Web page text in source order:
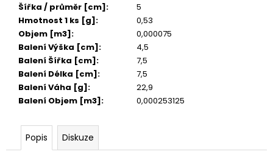
Šířka / průměr [cm]:
5
Hmotnost 1 ks [g]:
0,53
Objem [m3]:
0,000075
Balení Výška [cm]:
4,5
Balení Šířka [cm]:
7,5
Balení Délka [cm]:
7,5
Balení Váha [g]:
22,9
Balení Objem [m3]: 0,000253125
Popis Diskuze
SLÁMKA
(BIO-
KOMPOZIT)
ČERNÁ
`JUMBO`
Ø8MM
14CM
[100
108